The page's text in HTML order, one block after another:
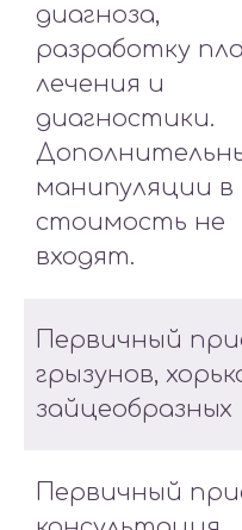
диагноза,
разработку
лечения и
диагностики.
манипуляции в
стоимость не
входят.
Первичный
грызунов,
зайцеобразных
Первичный